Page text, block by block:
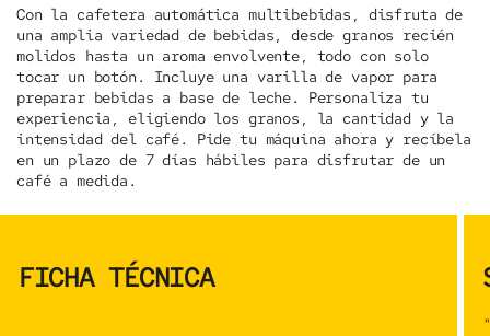
Con la cafetera automática multibebidas , disfruta de
una amplia variedad de bebidas, desdegranos recién
molidos hasta un aroma envolvente, todo con solo
tocar un botón. Incluye una varilla de vapor para
preparar bebidas a base de leche. Personaliza tu
experiencia, eligiendo los granos, la cantidad y la
intensidad del café. Pide tu máquina ahora y recíbela
en un plazo de 7 días hábiles para disfrutar de un
café a medida.
FICHA TÉCNICA
"